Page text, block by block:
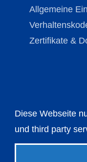
Allgemeine
Zertifikate &
Copyright ©
Reserved |
Diese Webseite
und third party